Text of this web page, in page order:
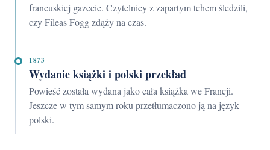
francuskiej gazecie. Czytelnicy z zapartym tchem śledzili,
czy Fileas Fogg zdąży na czas.
1873
Wydanie książki i polski przekład
Powieść została wydana jako cała książka we Francji.
Jeszcze w tym samym roku przetłumaczono ją na język
polski.